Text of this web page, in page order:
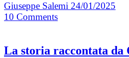
Giuseppe Salemi 24/01/2025
10 Comments
La storia raccontata da